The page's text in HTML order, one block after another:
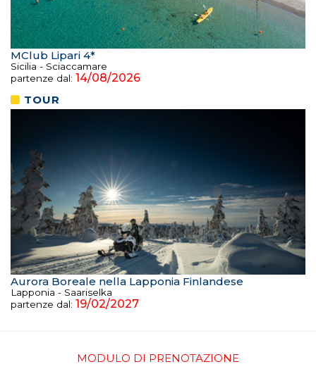
MClub Lipari 4*
Sicilia - Sciaccamare
partenze dal: 14/08/2026
TOUR
Aurora Boreale nella Lapponia Finlandese
Lapponia - Saariselka
partenze dal: 19/02/2027
MODULO DI PRENOTAZIONE